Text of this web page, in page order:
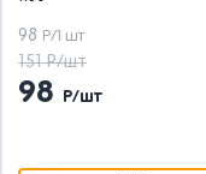
98 Р/1 шт
151 Р/шт
98 Р/шт